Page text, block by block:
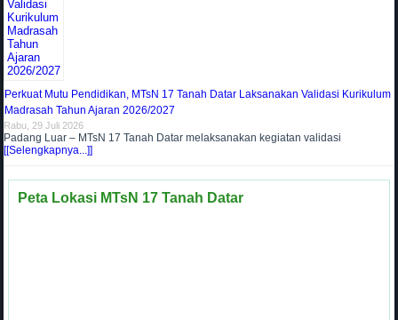
Perkuat Mutu Pendidikan, MTsN 17 Tanah Datar Laksanakan Validasi Kurikulum
Madrasah Tahun Ajaran 2026/2027
Rabu, 29 Juli 2026
Padang Luar – MTsN 17 Tanah Datar melaksanakan kegiatan validasi
[[Selengkapnya...]]
Peta Lokasi MTsN 17 Tanah Datar